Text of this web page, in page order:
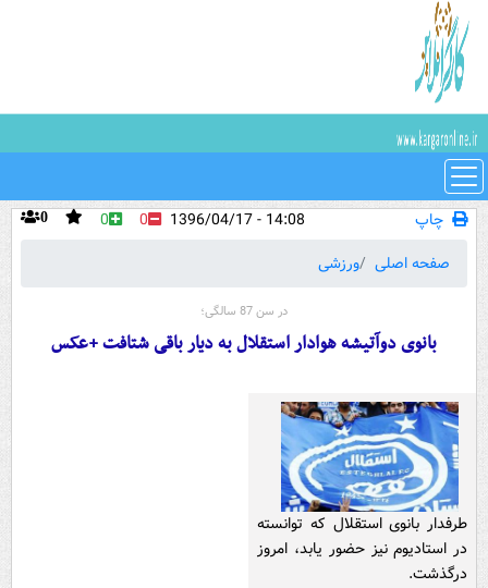
چاپ 0 0 0
14:08 - 1396/04/17
صفحه اصلی
ورزشی
در سن 87 سالگی؛
بانوی دوآتیشه هوادار استقلال به دیار باقی شتافت +عکس
طرفدار بانوی استقلال که توانسته
در استادیوم نیز حضور یابد، امروز
درگذشت.